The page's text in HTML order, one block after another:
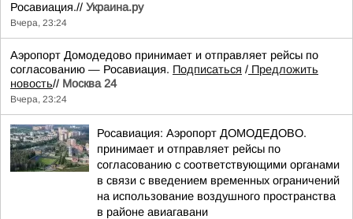
Росавиация.// Украина.ру
Вчера, 23:24
Аэропорт Домодедово принимает и отправляет рейсы по
согласованию — Росавиация. Подписаться / Предложить
новость// Москва 24
Вчера, 23:24
Росавиация: Аэропорт ДОМОДЕДОВО.
принимает и отправляет рейсы по
согласованию с соответствующими органами
в связи с введением временных ограничений
на использование воздушного пространства
в районе авиагавани